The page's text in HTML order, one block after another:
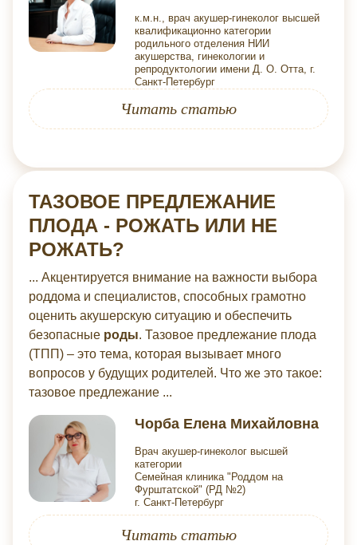
к.м.н., врач акушер-гинеколог высшей
квалификационно категории
родильного отделения НИИ
акушерства, гинекологии и
репродуктологии имени Д. О. Отта, г.
Санкт-Петербург
Читать статью
Чорба Елена Михайловна
Врач акушер-гинеколог высшей
категории
Семейная клиника "Роддом на
Фурштатской" (РД №2)
г. Санкт-Петербург
Читать статью
ТАЗОВОЕ ПРЕДЛЕЖАНИЕ
ПЛОДА - РОЖАТЬ ИЛИ НЕ
РОЖАТЬ?
... Акцентируется внимание на важности выбора
роддома и специалистов, способных грамотно
оценить акушерскую ситуацию и обеспечить
безопасные роды. Тазовое предлежание плода
(ТПП) – это тема, которая вызывает много
вопросов у будущих родителей. Что же это такое:
тазовое предлежание ...